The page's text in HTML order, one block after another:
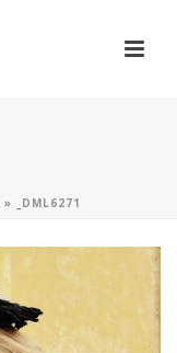
» _DML6271